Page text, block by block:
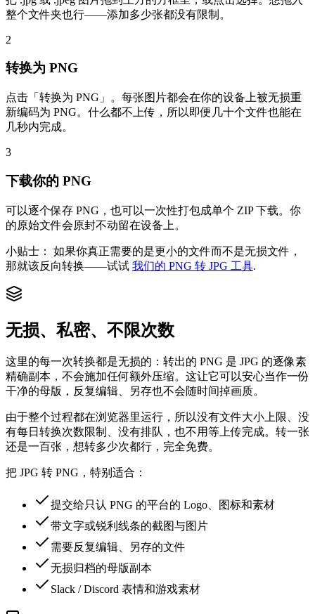
整个文件夹也行——添加多少张都没有限制。
2
转换为 PNG
点击「转换为 PNG」。每张图片都会在你的设备上被无损重
新编码为 PNG。什么都不上传，所以即便几十个文件也能在
几秒内完成。
3
下载你的 PNG
可以逐个保存 PNG，也可以一次性打包成单个 ZIP 下载。你
的原始文件会原封不动留在设备上。
小贴士：
如果你真正需要的是更小的文件而不是无损文件，
那就该反向转换——试试 我们的 PNG 转 JPG 工具.
无损、私密、不限次数
这里的每一次转换都是无损的：转出的 PNG 是 JPG 的逐像素
精确副本，不会施加任何额外压缩。这让它可以安心当作一份
干净的母版，反复编辑、另存也不会随时间掉画质。
由于整个过程都在浏览器里运行，所以没有文件大小上限、没
有每日转换次数限制、没有排队，也不用等上传完成。转一张
还是一百张，想转多少次都行，完全免费。
把 JPG 转 PNG，特别适合：
提交给只认 PNG 的平台的 Logo、图标和素材
带文字或锐利线条的截图与图片
需要反复编辑、另存的文件
无损归档的母版副本
Slack / Discord 表情和游戏素材